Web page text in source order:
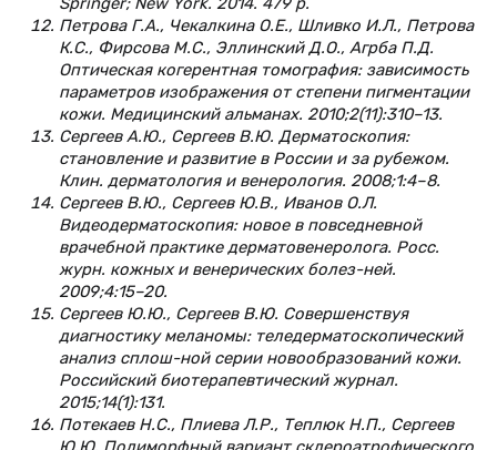
Петрова Г.А., Чекалкина О.Е., Шливко И.Л., Петрова
К.С., Фирсова М.С., Эллинский Д.О., Агрба П.Д.
Оптическая когерентная томография: зависимость
параметров изображения от степени пигментации
кожи. Медицинский альманах. 2010;2(11):310–13.
Сергеев А.Ю., Сергеев В.Ю. Дерматоскопия:
становление и развитие в России и за рубежом.
Клин. дерматология и венерология. 2008;1:4–8.
Сергеев В.Ю., Сергеев Ю.В., Иванов О.Л.
Видеодерматоскопия: новое в повседневной
врачебной практике дерматовенеролога. Росс.
журн. кожных и венерических болез-ней.
2009;4:15–20.
Сергеев Ю.Ю., Сергеев В.Ю. Совершенствуя
диагностику меланомы: теледерматоскопический
анализ сплош-ной серии новообразований кожи.
Российский биотерапевтический журнал.
2015;14(1):131.
Потекаев Н.С., Плиева Л.Р., Теплюк Н.П., Сергеев